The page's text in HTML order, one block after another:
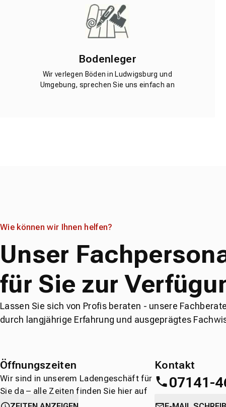
Bodenleger
Wir verlegen Böden in Ludwigsburg und
Umgebung, sprechen Sie uns einfach an
Wie können wir Ihnen helfen?
Unser
für Sie zur
Lassen Sie sich von Profis beraten - unsere
durch langjährige Erfahrung und ausgeprägtes
Öffnungszeiten
Wir sind in unserem Ladengeschäft für
Sie da – alle Zeiten finden Sie hier auf
einen Blick.
Kontakt
07141-
oderdirekt über